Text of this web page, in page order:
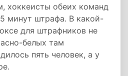
хоккеисты обеих команд
минут штрафа. В какой-
для штрафников не
белых там
пять человек, а у